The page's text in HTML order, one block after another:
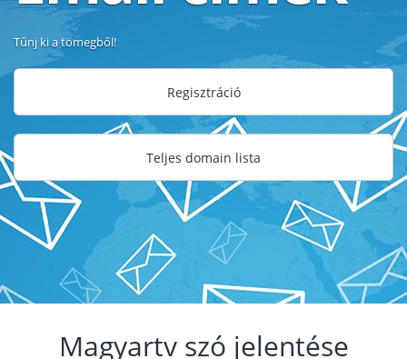
Tűnj ki a tömegből!
Regisztráció
Teljes domain lista
Magyartv szó jelentése